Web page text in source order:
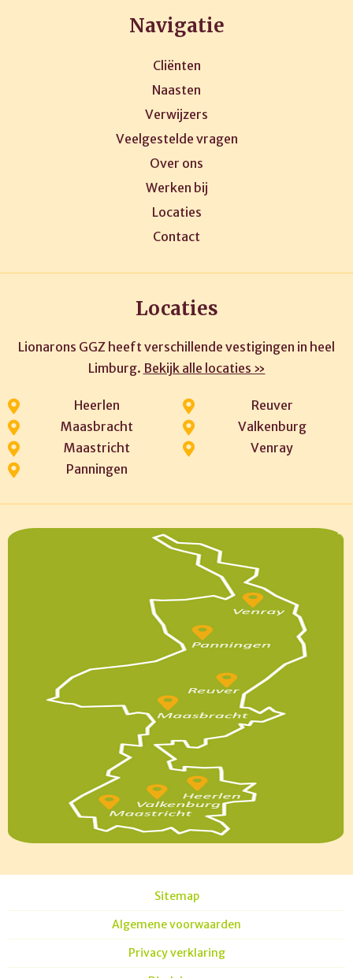
Navigatie
Cliënten
Naasten
Verwijzers
Veelgestelde vragen
Over ons
Werken bij
Locaties
Contact
Locaties
Lionarons GGZ heeft verschillende vestigingen in heel
Limburg. Bekijk alle locaties »
Heerlen
Maasbracht
Maastricht
Panningen
Reuver
Valkenburg
Venray
Sitemap
Algemene voorwaarden
Privacy verklaring